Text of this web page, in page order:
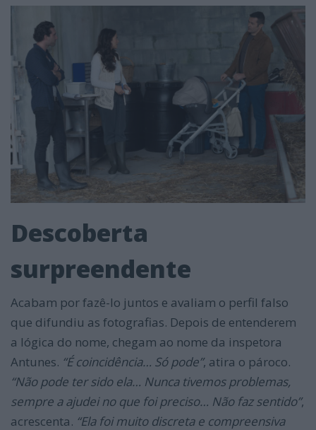
Descoberta
surpreendente
Acabam por fazê-lo juntos e avaliam o perfil falso
que difundiu as fotografias. Depois de entenderem
a lógica do nome, chegam ao nome da inspetora
Antunes. “É coincidência… Só pode”, atira o pároco.
“Não pode ter sido ela… Nunca tivemos problemas,
sempre a ajudei no que foi preciso… Não faz sentido”,
acrescenta. “Ela foi muito discreta e compreensiva